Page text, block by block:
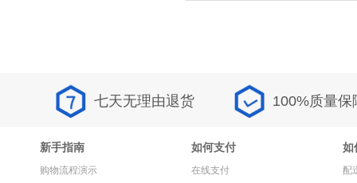
七天无理由退货 100%质量保
新手指南
购物流程演示
如何支付
在线支付
如
配